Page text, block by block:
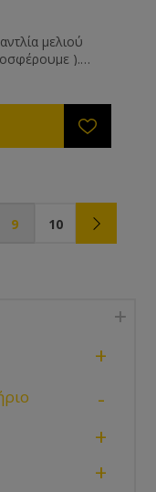
μελιού
).
Την τάπα
μπαίνει μέσα
9 10
+
-
+
+